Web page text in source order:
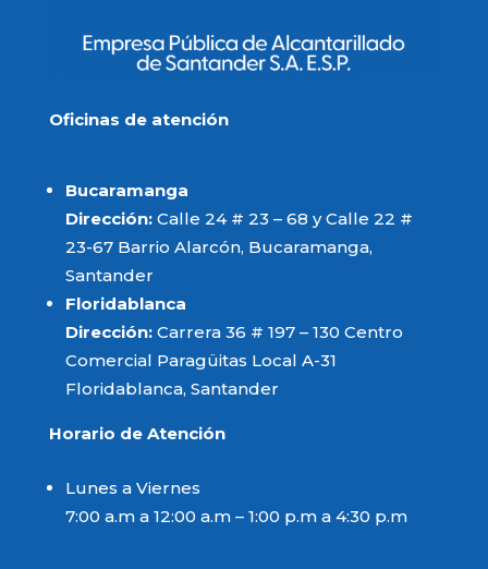
Oficinas de atención
Bucaramanga
Dirección: Calle 24 # 23 – 68 y Calle 22 #
23-67 Barrio Alarcón, Bucaramanga,
Santander
Floridablanca
Dirección: Carrera 36 # 197 – 130 Centro
Comercial Paragüitas Local A-31
Floridablanca, Santander
Horario de Atención
Lunes a Viernes
7:00 a.m a 12:00 a.m – 1:00 p.m a 4:30 p.m